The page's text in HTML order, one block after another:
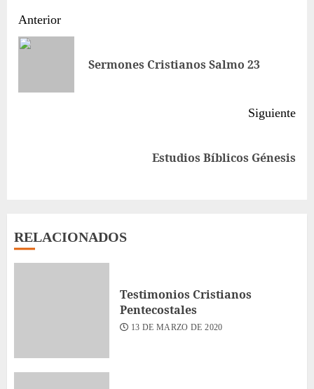
Sigue
leyendo
Anterior
Sermones Cristianos Salmo 23
Siguiente
Estudios Bíblicos Génesis
RELACIONADOS
Testimonios Cristianos
Pentecostales
13 DE MARZO DE 2020